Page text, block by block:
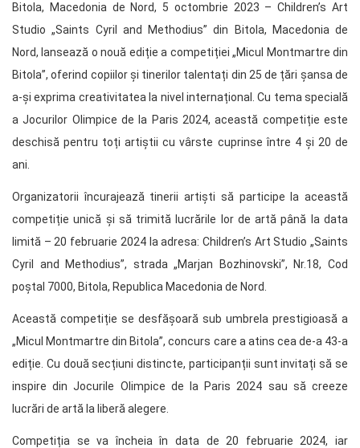
Bitola, Macedonia de Nord, 5 octombrie 2023 – Children’s Art
Studio „Saints Cyril and Methodius” din Bitola, Macedonia de
Nord, lansează o nouă ediție a competiției „Micul Montmartre din
Bitola”, oferind copiilor și tinerilor talentați din 25 de țări șansa de
a-și exprima creativitatea la nivel internațional. Cu tema specială
a Jocurilor Olimpice de la Paris 2024, această competiție este
deschisă pentru toți artiștii cu vârste cuprinse între 4 și 20 de
ani.
Organizatorii încurajează tinerii artiști să participe la această
competiție unică și să trimită lucrările lor de artă până la data
limită – 20 februarie 2024 la adresa: Children’s Art Studio „Saints
Cyril and Methodius”, strada „Marjan Bozhinovski”, Nr.18, Cod
poștal 7000, Bitola, Republica Macedonia de Nord.
Această competiție se desfășoară sub umbrela prestigioasă a
„Micul Montmartre din Bitola”, concurs care a atins cea de-a 43-a
ediție. Cu două secțiuni distincte, participanții sunt invitați să se
inspire din Jocurile Olimpice de la Paris 2024 sau să creeze
lucrări de artă la liberă alegere.
Competiția se va încheia în data de 20 februarie 2024, iar